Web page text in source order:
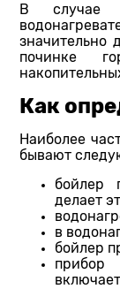
В случае
значительно
починке
Как
Наиболее
бывают
бойлер
делает
в
бойлер
прибор